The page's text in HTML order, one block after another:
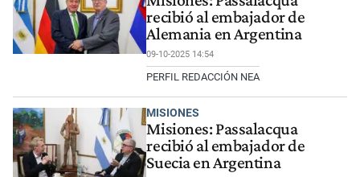
recibió al embajador de
Alemania en Argentina
09-10-2025 14:54
PERFIL REDACCIÓN NEA
MISIONES
Misiones: Passalacqua
recibió al embajador de
Suecia en Argentina